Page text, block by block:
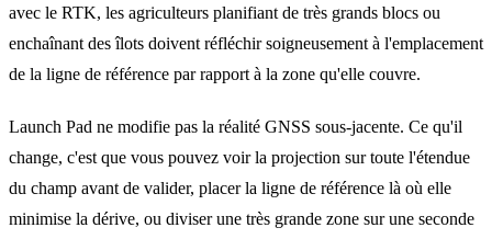
avec le RTK, les agriculteurs planifiant de très grands blocs ou
enchaînant des îlots doivent réfléchir soigneusement à l'emplacement
de la ligne de référence par rapport à la zone qu'elle couvre.
Launch Pad ne modifie pas la réalité GNSS sous-jacente. Ce qu'il
change, c'est que vous pouvez voir la projection sur toute l'étendue
du champ avant de valider, placer la ligne de référence là où elle
minimise la dérive, ou diviser une très grande zone sur une seconde